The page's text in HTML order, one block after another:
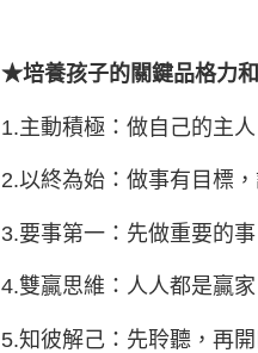
★培養孩子的關鍵品格力
1.主動積極：做自己的主
2.以終為始：做事有目標，
3.要事第一：先做重要的
4.雙贏思維：人人都是贏家
5.知彼解己：先聆聽，再開